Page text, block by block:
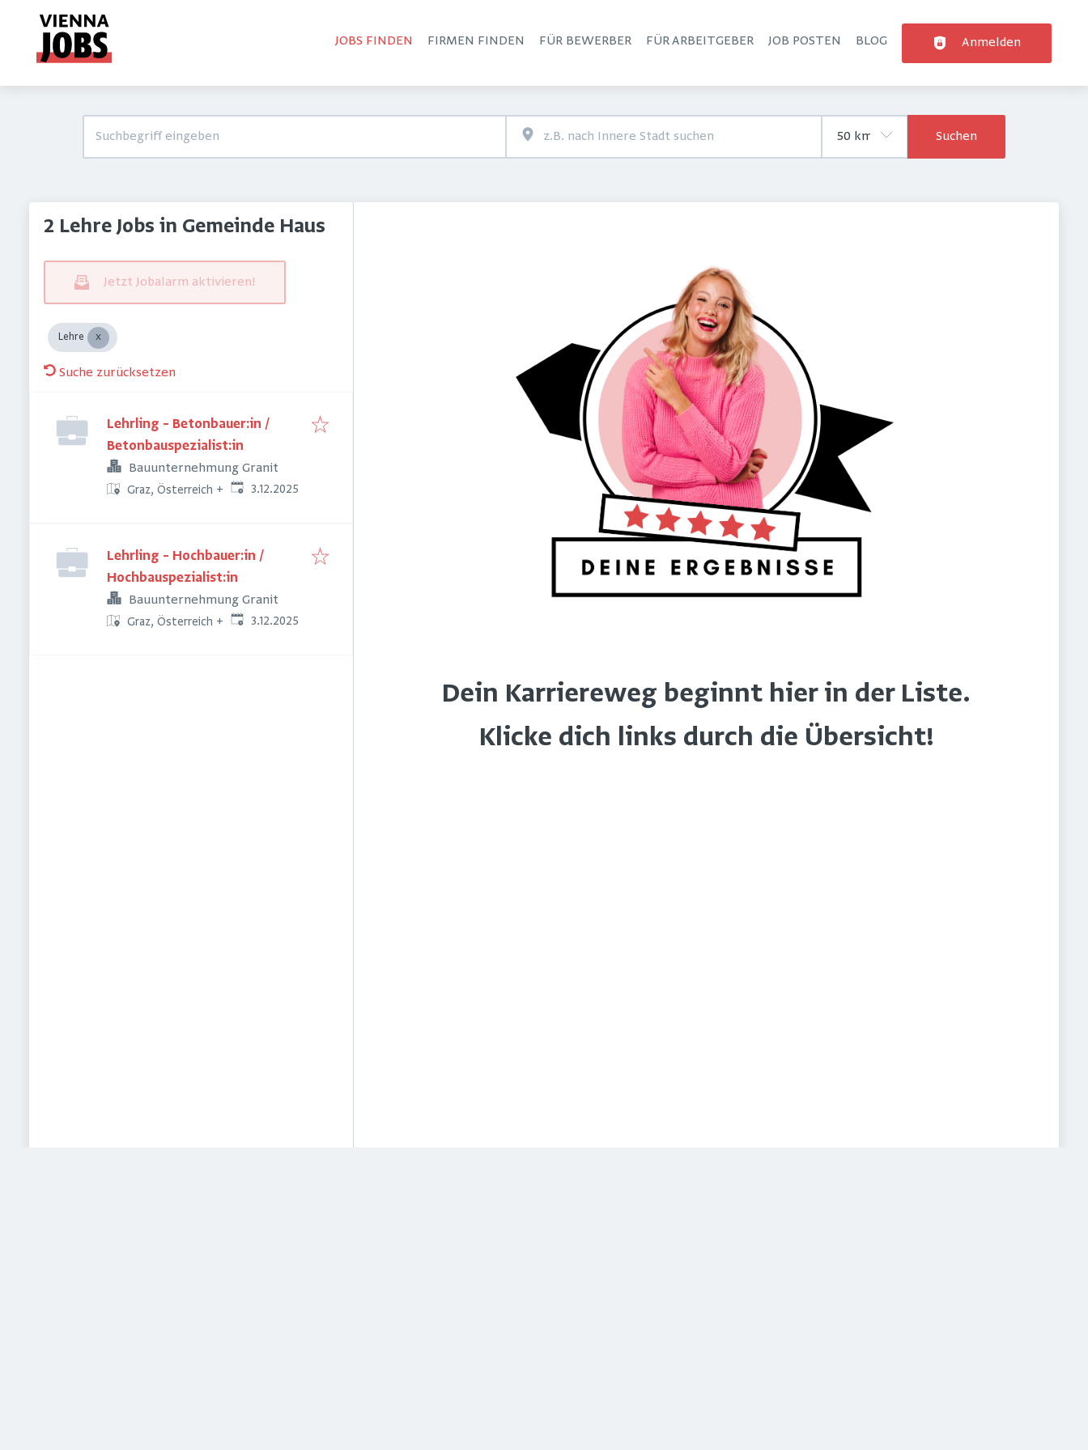
JOBS FINDEN FIRMEN FINDEN FÜR BEWERBER FÜR ARBEITGEBER JOB POSTEN BLOG Anmelden
Suchen
2 Lehre Jobs in Gemeinde Haus
Jetzt Jobalarm aktivieren!
Lehre
Suche zurücksetzen
Lehrling – Betonbauer:in /
Betonbauspezialist:in
Bauunternehmung Granit
Graz, Österreich + Veröffentlicht
3.12.2025
Lehrling – Hochbauer:in /
Hochbauspezialist:in
Bauunternehmung Granit
Graz, Österreich + Veröffentlicht
3.12.2025
Dein Karriereweg beginnt hier in der Liste.
Klicke dich links durch die Übersicht!